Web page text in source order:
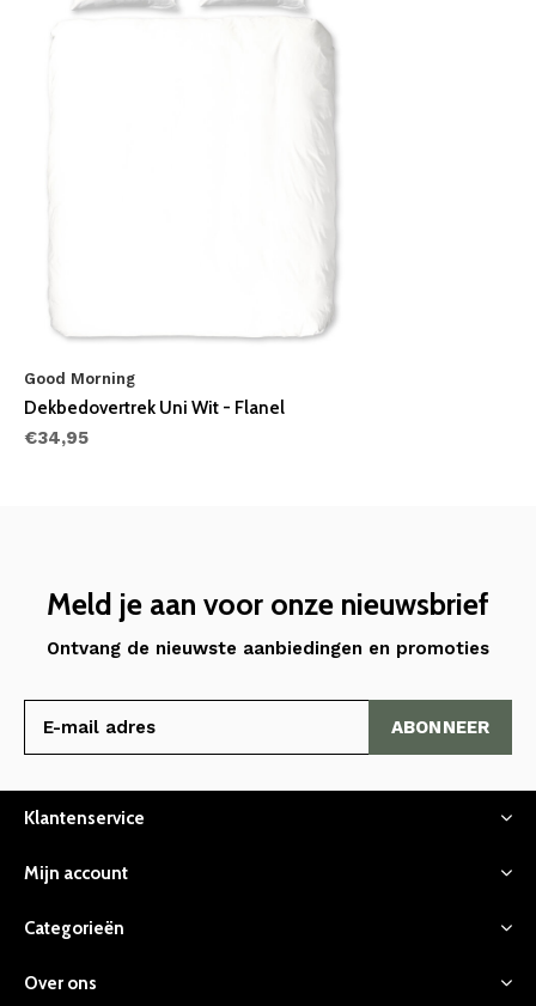
Good Morning
Dekbedovertrek Uni Wit - Flanel
€34,95
Meld je aan voor onze nieuwsbrief
Ontvang de nieuwste aanbiedingen en promoties
ABONNEER
Klantenservice
Mijn account
Categorieën
Over ons